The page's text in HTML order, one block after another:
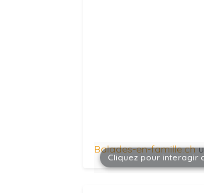
Cliquez pour interagir
Balades-en-famille.ch